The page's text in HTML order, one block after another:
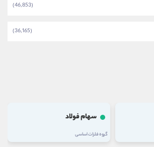
(46,853)
(36,165)
سهام فولاد
گروه فلزات اساسی